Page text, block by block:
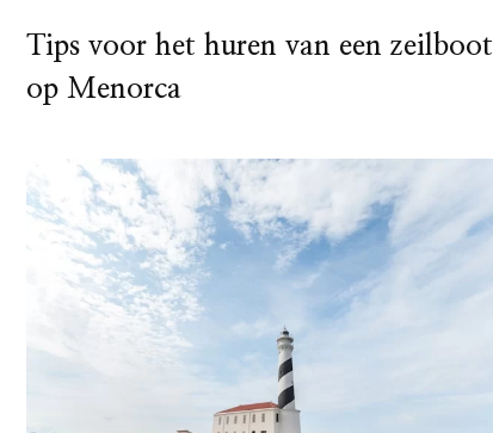
Tips voor het huren van een zeilboot
op Menorca